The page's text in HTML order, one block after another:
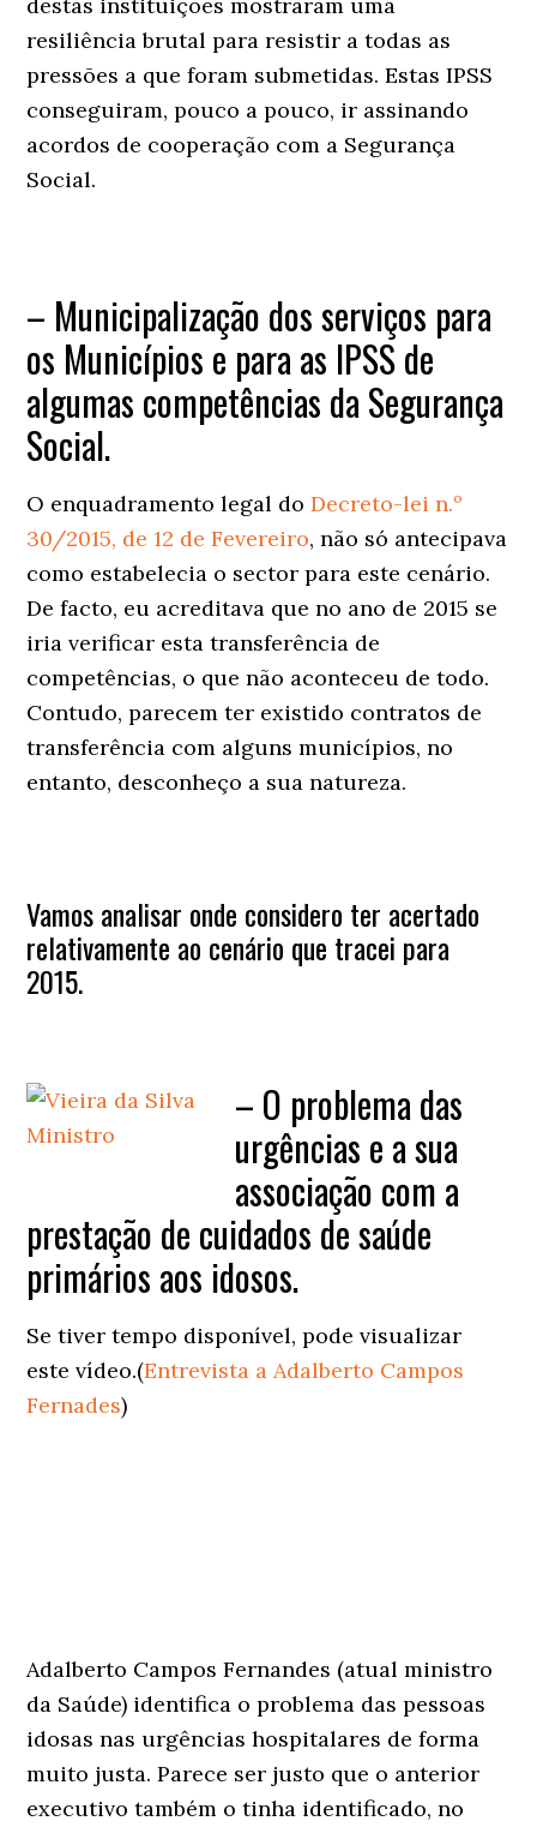
resiliência brutal para resistir a todas as
pressões a que foram submetidas. Estas IPSS
conseguiram, pouco a pouco, ir assinando
acordos de cooperação com a Segurança
Social.
– Municipalização dos serviços para
os Municípios e para as IPSS de
algumas competências da Segurança
Social.
O enquadramento legal doDecreto-lei n.º
30/2015, de 12 de Fevereiro, não só antecipava
como estabelecia o sector para este cenário.
De facto, eu acreditava que no ano de 2015 se
iria verificar esta transferência de
competências, o que não aconteceu de todo.
Contudo, parecem ter existido contratos de
transferência com alguns municípios, no
entanto, desconheço a sua natureza.
Vamos analisar onde considero ter acertado
relativamente ao cenário que tracei para
2015.
– O problema das
urgências e a sua
associação com a
prestação de cuidados de saúde
primários aos idosos.
Se tiver tempo disponível, pode visualizar
este vídeo.(Entrevista a Adalberto Campos
Fernades)
Adalberto Campos Fernandes (atual ministro
da Saúde) identifica o problema das pessoas
idosas nas urgências hospitalares de forma
muito justa. Parece ser justo que o anterior
executivo também o tinha identificado, no